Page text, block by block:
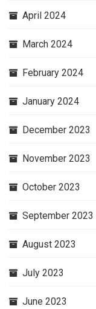
April 2024
March 2024
February 2024
January 2024
December 2023
November 2023
October 2023
September 2023
August 2023
July 2023
June 2023